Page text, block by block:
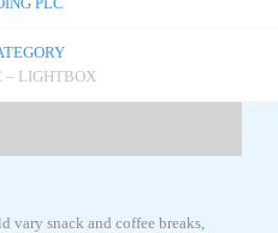
vary snack and coffee breaks,
– LIGHTBOX